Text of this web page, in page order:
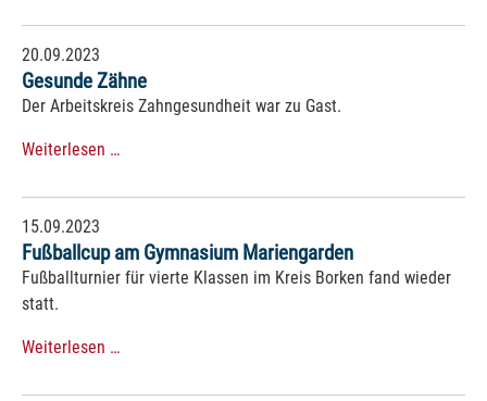
20.09.2023
Gesunde Zähne
Der Arbeitskreis Zahngesundheit war zu Gast.
Weiterlesen …
15.09.2023
Fußballcup am Gymnasium Mariengarden
Fußballturnier für vierte Klassen im Kreis Borken fand wieder
statt.
Weiterlesen …